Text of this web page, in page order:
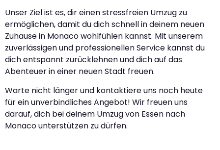
Unser Ziel ist es, dir einen stressfreien Umzug zu
ermöglichen, damit du dich schnell in deinem neuen
Zuhause in Monaco wohlfühlen kannst. Mit unserem
zuverlässigen und professionellen Service kannst du
dich entspannt zurücklehnen und dich auf das
Abenteuer in einer neuen Stadt freuen.
Warte nicht länger und kontaktiere uns noch heute
für ein unverbindliches Angebot! Wir freuen uns
darauf, dich bei deinem Umzug von Essen nach
Monaco unterstützen zu dürfen.